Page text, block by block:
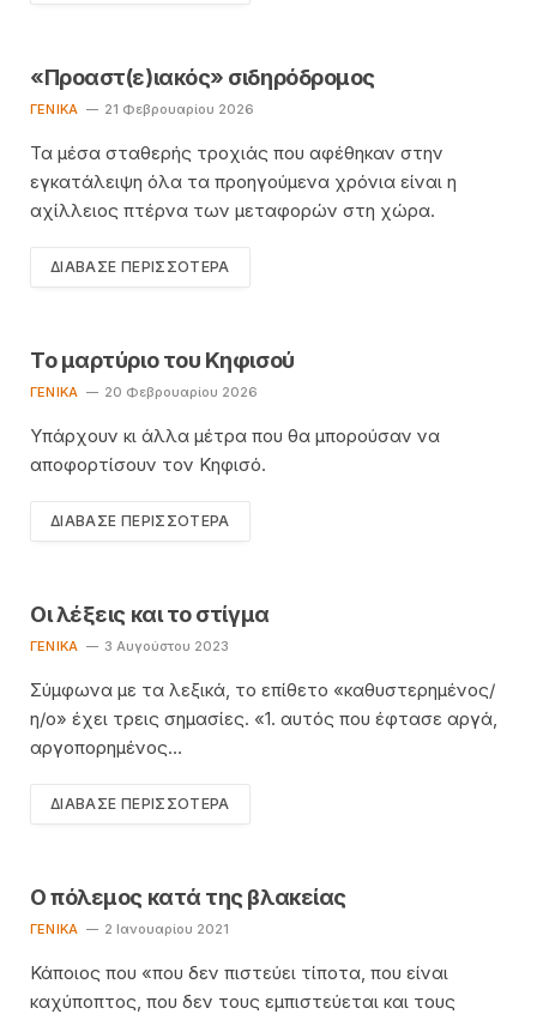
«Προαστ(ε)ιακός» σιδηρόδρομος
ΓΕΝΙΚΆ 21 Φεβρουαρίου 2026
Τα μέσα σταθερής τροχιάς που αφέθηκαν στην
εγκατάλειψη όλα τα προηγούμενα χρόνια είναι η
αχίλλειος πτέρνα των μεταφορών στη χώρα.
ΔΙΆΒΑΣΕ ΠΕΡΙΣΣΌΤΕΡΑ
Το μαρτύριο του Κηφισού
ΓΕΝΙΚΆ 20 Φεβρουαρίου 2026
Υπάρχουν κι άλλα μέτρα που θα μπορούσαν να
αποφορτίσουν τον Κηφισό.
ΔΙΆΒΑΣΕ ΠΕΡΙΣΣΌΤΕΡΑ
Οι λέξεις και το στίγμα
ΓΕΝΙΚΆ 3 Αυγούστου 2023
Σύμφωνα µε τα λεξικά, το επίθετο «καθυστερημένος/
η/ο» έχει τρεις σημασίες. «1. αυτός που έφτασε αργά,
αργοπορημένος…
ΔΙΆΒΑΣΕ ΠΕΡΙΣΣΌΤΕΡΑ
Ο πόλεμος κατά της βλακείας
ΓΕΝΙΚΆ 2 Ιανουαρίου 2021
Κάποιος που «που δεν πιστεύει τίποτα, που είναι
καχύποπτος, που δεν τους εμπιστεύεται και τους